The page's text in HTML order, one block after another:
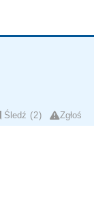
Śledź 2 Zgłoś